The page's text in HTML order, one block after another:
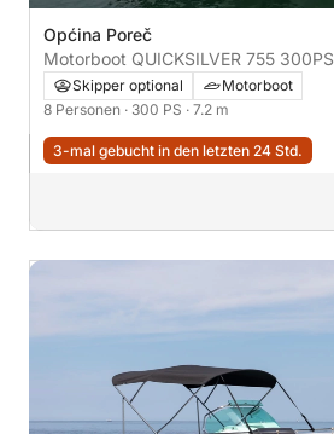
Općina Poreč
Motorboot QUICKSILVER 755 300PS
Skipper optional
Motorboot
8 Personen · 300 PS · 7.2 m
3-mal gebucht in den letzten 24 Std.